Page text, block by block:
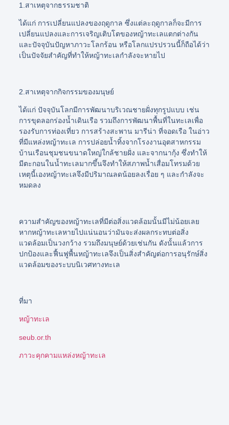
1.สาเหตุจากธรรมชาติ
ได้แก่ การเปลี่ยนแปลงของฤดูกาล ซึ่งแต่ละฤดูกาลก็จะมีการ
เปลี่ยนแปลงและการเจริญเติบโตของหญ้าทะเลแตกต่างกัน
และปัจจุบันปัญหาภาวะโลกร้อน หรือโลกแปรปรวนนี้ก็ถือได้ว่า
เป็นปัจจัยสำคัญที่ทำให้หญ้าทะเลกำลังจะหายไป
2.สาเหตุจากกิจกรรมของมนุษย์
ได้แก่ ปัจจุบันโลกมีการพัฒนาบริเวณชายฝั่งทุกรูปแบบ เช่น
การขุดลอกร่องน้ำเดินเรือ รวมถึงการพัฒนาพื้นที่ในทะเลเพื่อ
รองรับการท่องเที่ยว การสร้างสะพาน มารีน่า ที่จอดเรือ ในอ่าว
ที่มีแหล่งหญ้าทะเล การปล่อยน้ำทิ้งจากโรงงานอุตสาหกรรม
บ้านเรือนชุมชนขนาดใหญ่ใกล้ชายฝั่ง และจากนากุ้ง ซึ่งทำให้
มีตะกอนในน้ำทะเลมากขึ้นจึงทำให้สภาพน้ำเสื่อมโทรมด้วย
เหตุนี้เองหญ้าทะเลจึงมีปริมาณลดน้อยลงเรื่อย ๆ และกำลังจะ
หมดลง
ความสำคัญของหญ้าทะเลที่มีต่อสิ่งแวดล้อมนั้นมีไม่น้อยเลย
หากหญ้าทะเลหายไปแน่นอนว่ามันจะส่งผลกระทบต่อสิ่ง
แวดล้อมเป็นวงกว้าง รวมถึงมนุษย์ด้วยเช่นกัน ดังนั้นแล้วการ
ปกป้องและฟื้นฟูพื้นหญ้าทะเลจึงเป็นสิ่งสำคัญต่อการอนุรักษ์สิ่ง
แวดล้อมของระบบนิเวศทางทะเล
ที่มา
หญ้าทะเล
seub.or.th
ภาวะคุกคามแหล่งหญ้าทะเล